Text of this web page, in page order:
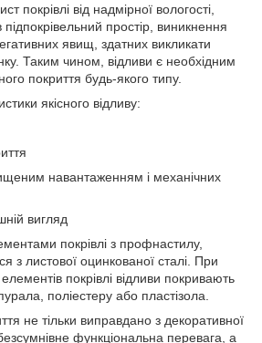
покрівлі від надмірної вологості,
простір, виникнення
явищ, здатних викликати
Таким чином, відливи є необхідним
покриття будь-якого типу.
якісного відливу:
навантаженням і механічних
вигляд
покрівлі з профнастилу,
з листової оцинкованої сталі. При
покрівлі відливи покривають
поліестеру або пластізола.
не тільки виправдано з декоративної
функціональна перевага, а